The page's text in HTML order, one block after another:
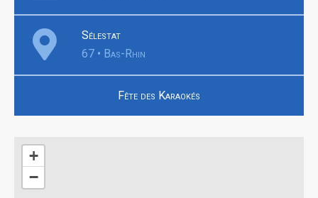
Sélestat
67 • Bas-Rhin
Fête des Karaokés
+
−